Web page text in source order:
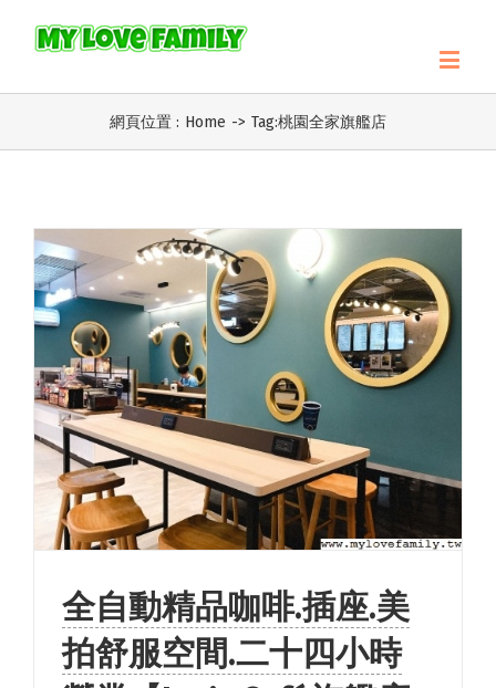
網頁位置 : Home -> Tag:桃園全家旗艦店
全自動精品咖啡.插座.美
拍舒服空間.二十四小時